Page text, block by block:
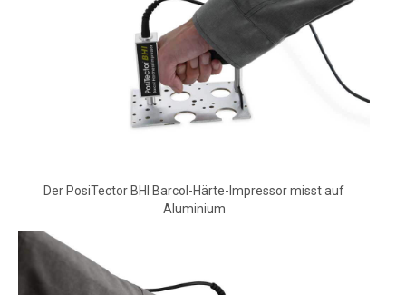
Der PosiTector BHI Barcol-Härte-Impressor misst auf
Aluminium